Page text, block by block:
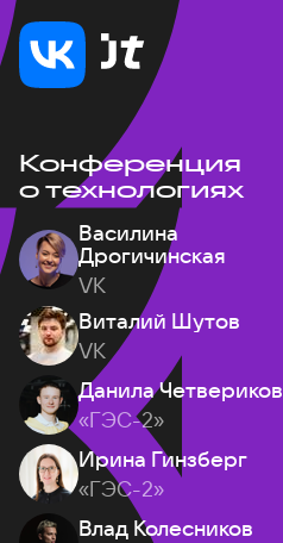
Конференция
о технологиях
Василина
Дрогичинская
VK
Виталий Шутов
VK
Данила Четвериков
«ГЭС-2»
Ирина Гинзберг
«ГЭС-2»
Влад Колесников